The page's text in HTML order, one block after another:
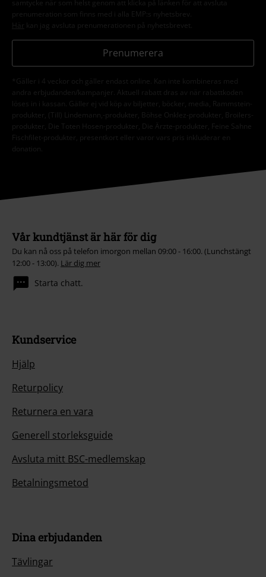
samtycke när som helst genom att klicka på länken för att avsluta
prenumeration som finns med i alla EMP:s nyhetsbrev.
Här kan jag avsluta prenumerationen på nyhetsbrevet.
Prenumerera
*Gäller i 4 veckor och gäller endast online. Kan inte kombineras med
andra erbjudanden/kampanjer. Aktuell rabatt dras av när rabattkoden
löses in i kassan. Gäller ej vid köp av biljetter, böcker, media, Rammstein-
produkter, (Till) Lindemann,-produkter, Böhse Onklez-produkter, Broilers-
produkter, Die Toten Hosen-produkter, Die Ärzte-produkter, Feine Sahne
Fischfilet-produkter, presentkort eller varor vars pris inkluderar en
donation.
Vår kundtjänst är här för dig
Du kan nå oss på telefon imorgon mellan 09:00 - 16:00. (Lunchstängt
12:00 - 13:00). Lär dig mer
Starta chatt.
Kundservice
Hjälp
Returpolicy
Returnera en vara
Generell storleksguide
Avsluta mitt BSC-medlemskap
Betalningsmetod
Dina erbjudanden
Tävlingar